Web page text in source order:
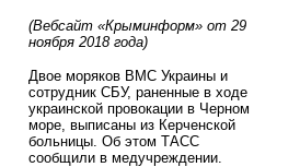
(Вебсайт «Крыминформ» от 29
ноября 2018 года)
Двое моряков ВМС Украины и
сотрудник СБУ, раненные в ходе
украинской провокации в Черном
море, выписаны из Керченской
больницы. Об этом ТАСС
сообщили в медучреждении.